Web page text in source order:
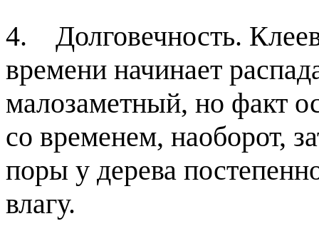
4. Долговечность.
времени начинает
малозаметный, но факт
со временем, наоборот,
поры у дерева
влагу.